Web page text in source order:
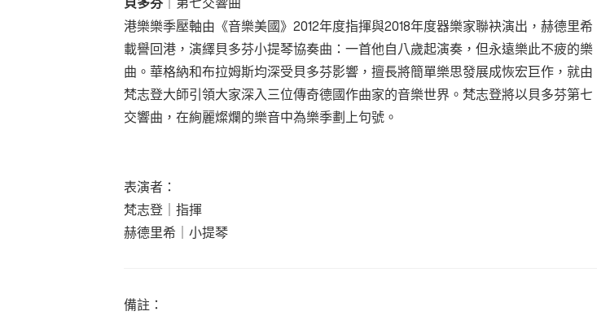
港樂樂季壓軸由《音樂美國》2012年度指揮與2018年度器樂家聯袂演出，赫德里希
載譽回港，演繹貝多芬小提琴協奏曲：一首他自八歲起演奏，但永遠樂此不疲的樂
曲。華格納和布拉姆斯均深受貝多芬影響，擅長將簡單樂思發展成恢宏巨作，就由
梵志登大師引領大家深入三位傳奇德國作曲家的音樂世界。梵志登將以貝多芬第七
交響曲，在絢麗燦爛的樂音中為樂季劃上句號。
表演者：
梵志登｜指揮
赫德里希｜小提琴
備註：